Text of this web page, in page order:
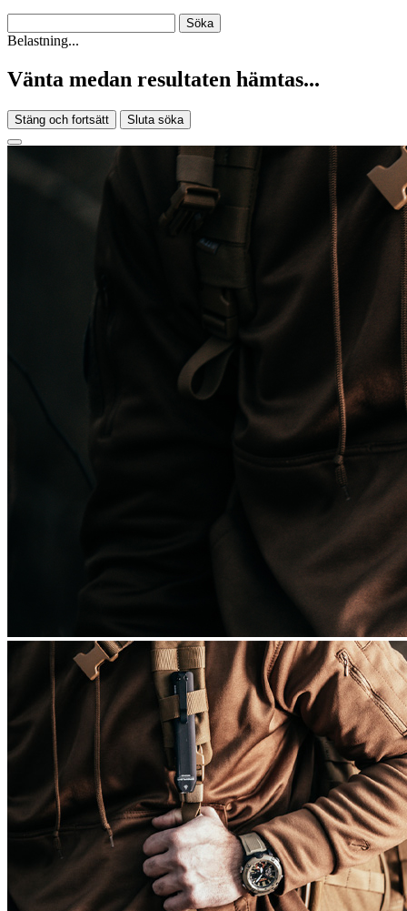
Belastning...
Vänta medan resultaten hämtas...
Stäng och fortsätt Sluta söka